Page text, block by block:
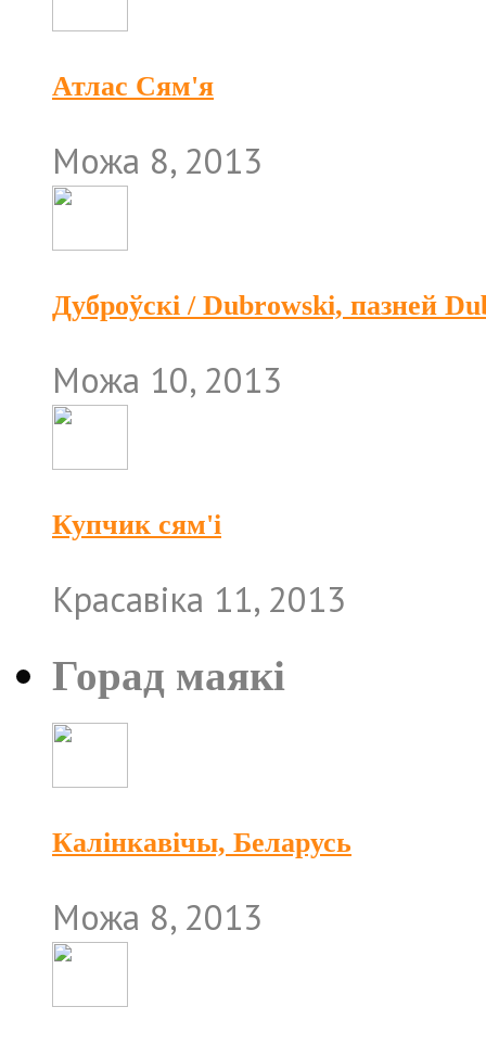
Атлас Сям'я
Можа 8, 2013
Дуброўскі / Dubrowski, пазней
Можа 10, 2013
Купчик сям'і
Красавіка 11, 2013
Горад маякі
Калінкавічы, Беларусь
Можа 8, 2013